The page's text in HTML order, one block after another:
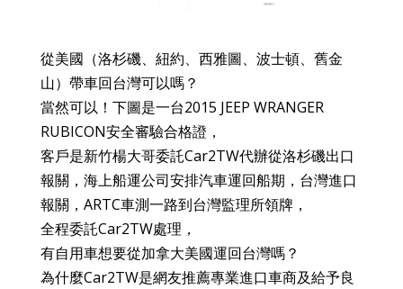
從美國（洛杉磯、紐約、西雅圖、波士頓、舊金
山）帶車回台灣可以嗎？
當然可以！下圖是一台2015 JEEP WRANGER
RUBICON安全審驗合格證，
客戶是新竹楊大哥委託Car2TW代辦從洛杉磯出口
報關，海上船運公司安排汽車運回船期，台灣進口
報關，ARTC車測一路到台灣監理所領牌，
全程委託Car2TW處理，
有自用車想要從加拿大美國運回台灣嗎？
為什麼Car2TW是網友推薦專業進口車商及給予良